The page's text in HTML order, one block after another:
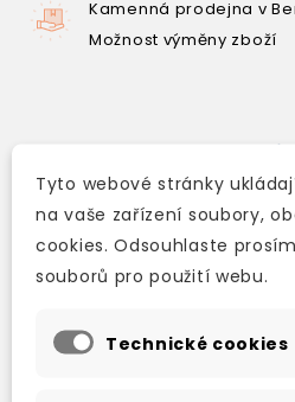
Kamenná prodejna v
Možnost výměny zboží
Popis
Detaily
Patrizia Caruzzo
Tyto webové stránky
na vaše zařízení soubory,
cookies. Odsouhlaste
souborů pro použití webu.
Technické cookies